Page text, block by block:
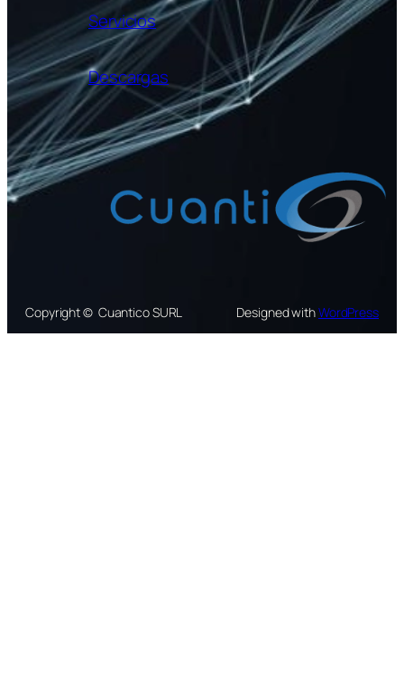
Servicios
Descargas
Copyright © Cuantico SURL Designed withWordPress